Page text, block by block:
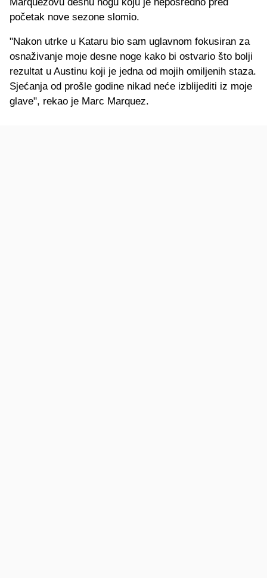
početak nove sezone slomio.
"Nakon utrke u Kataru bio sam uglavnom fokusiran za
osnaživanje moje desne noge kako bi ostvario što bolji
rezultat u Austinu koji je jedna od mojih omiljenih staza.
Sjećanja od prošle godine nikad neće izblijediti iz moje
glave", rekao je Marc Marquez.